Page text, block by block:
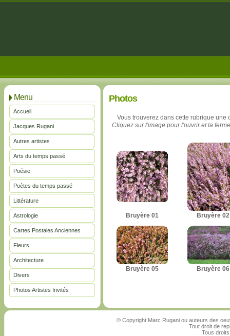
Menu
Accueil
Jacques Rugani
Autres artistes
Arts du temps passé
Poésie
Poètes du temps passé
Littérature
Astrologie
Cartes Postales Anciennes
Fleurs
Architecture
Divers
Photos Artistes Invités
Photos
Vous trouverez dans cette rubrique une
Cliquez sur l'image pour l'ouvrir et la
Bruyère 01 Bruyère 02
Bruyère 05 Bruyère 06
© Copyright Marc Rugani ou auteurs des
Tout droit de
Tous